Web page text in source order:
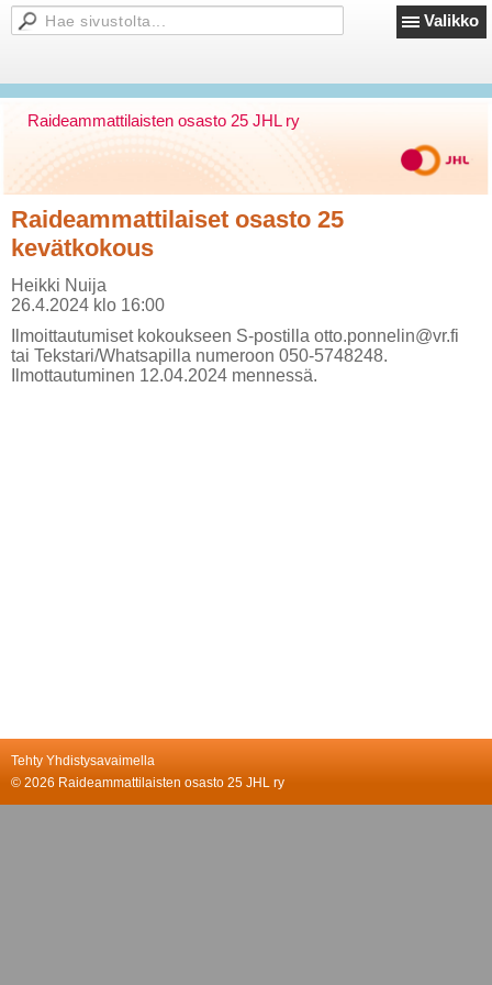
Valikko
Raideammattilaisten osasto 25 JHL ry
Raideammattilaiset osasto 25
kevätkokous
Heikki Nuija
26.4.2024 klo 16:00
Ilmoittautumiset kokoukseen S-postilla otto.ponnelin@vr.fi
tai Tekstari/Whatsapilla numeroon 050-5748248.
Ilmottautuminen 12.04.2024 mennessä.
Tehty Yhdistysavaimella
© 2026 Raideammattilaisten osasto 25 JHL ry